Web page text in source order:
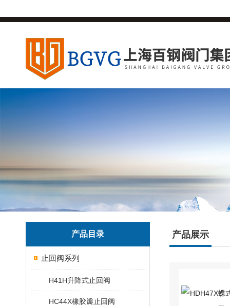
产品目录
止回阀系列
H41H升降式止回阀
HC44X橡胶瓣止回阀
产品展示